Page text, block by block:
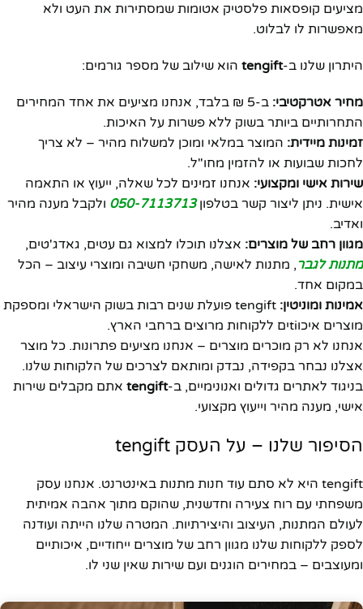
מציעים קופסאות פלסטיק אטומות שמסתירות את העט ולא
מאפשרות לו לבלוט.
היתרון שלנו ב-tengift הוא שילוב של מספר גורמים:
מחיר אטרקטיבי:
ב-5 ₪ בלבד, אנחנו מציעים את אחד המחירים
התחרותיים ביותר בשוק ללא פשרות על האיכות.
זמינות מיידית: המוצר במלאי ומוכן למשלוח מהיר – לא צריך
לחכות שבועות או להזמין מחו"ל.
שירות אישי ומקצועי: אנחנו זמינים לכל שאלה, ייעוץ או התאמה
אישית. ניתן ליצור קשר בטלפון050-7113713 ולקבל מענה מהיר
ואדיב.
מגוון רחב של מוצרים: אצלנו תוכלו למצוא גם עטים, גאדג'טים,
מתנות לגבר, מתנות לאישה, משחקי חשיבה ומוצרי עיצוב – הכל
במקום אחד.
אמינות ומוניטין:
tengift פועלת שנים רבות בשוק הישראלי ומספקת
מוצרים איכוtiים ללקוחות מרוצים ברחבי הארץ.
אנחנו לא רק מוכרים מוצרים – אנחנו מציעים פתרונות. כל מוצר
אצלנו נבחר בקפידה, נבדק ומותאם לצרכים של הלקוחות שלנו.
בניגוד לאתרים גדולים ואנונימיים, ב-tengift אתם מקבלים שירות
אישי, מענה מהיר וייעוץ מקצועי.
הסיפור שלנו – על העסק tengift
tengift היא לא סתם עוד חנות מתנות באינטרנט. אנחנו עסק
משפחתי עם רוח צעירה וחדשנית, שהוקם מתוך אהבה אמיתית
לעולם המתנות, העיצוב והיצירתיות. המטרה שלנו הייתה ועודנה
לספק ללקוחות שלנו מגוון רחב של מוצרים ייחודיים, איכותיים
ומעוצבים – במחירים הוגנים ועם שירות שאין שני לו.